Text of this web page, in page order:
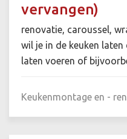
vervangen)
renovatie, caroussel,
wil je in de keuken
laten voeren of
Keukenmontage en -